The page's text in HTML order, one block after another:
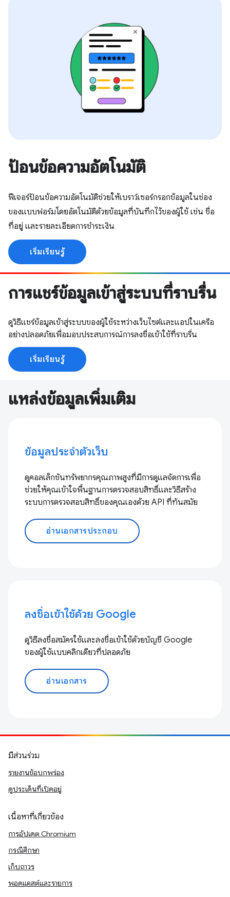
ป้อนข้อความอัตโนมัติ
ฟีเจอร์ป้อนข้อความอัตโนมัติช่วยให้เบราว์เซอร์กรอกข้อมูลในช่อง
ของแบบฟอร์มโดยอัตโนมัติด้วยข้อมูลที่บันทึกไว้ของผู้ใช้ เช่น ชื่อ
ที่อยู่ และรายละเอียดการชำระเงิน
เริ่มเรียนรู้
การแชร์ข้อมูลเข้าสู่ระบบที่ราบรื่น
ดูวิธีแชร์ข้อมูลเข้าสู่ระบบของผู้ใช้ระหว่างเว็บไซต์และแอปในเครือ
อย่างปลอดภัยเพื่อมอบประสบการณ์การลงชื่อเข้าใช้ที่ราบรื่น
เริ่มเรียนรู้
แหล่งข้อมูลเพิ่มเติม
ข้อมูลประจำตัวเว็บ
ดูคอลเล็กชันทรัพยากรคุณภาพสูงที่มีการดูแลจัดการเพื่อ
ช่วยให้คุณเข้าใจพื้นฐานการตรวจสอบสิทธิ์และวิธีสร้าง
ระบบการตรวจสอบสิทธิ์ของคุณเองด้วย API ที่ทันสมัย
อ่านเอกสารประกอบ
ลงชื่อเข้าใช้ด้วย Google
ดูวิธีลงชื่อสมัครใช้และลงชื่อเข้าใช้ด้วยบัญชี Google
ของผู้ใช้แบบคลิกเดียวที่ปลอดภัย
อ่านเอกสาร
มีส่วนร่วม
รายงานข้อบกพร่อง
ดูประเด็นที่เปิดอยู่
เนื้อหาที่เกี่ยวข้อง
การอัปเดต Chromium
กรณีศึกษา
เก็บถาวร
พอดแคสต์และรายการ